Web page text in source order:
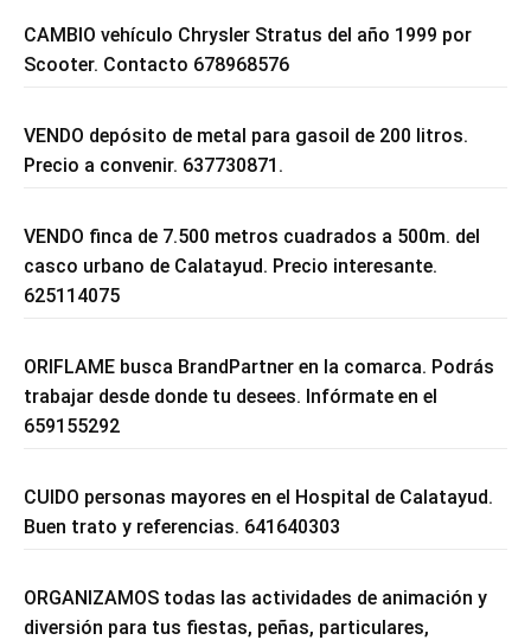
CAMBIO vehículo Chrysler Stratus del año 1999 por
Scooter. Contacto 678968576
VENDO depósito de metal para gasoil de 200 litros.
Precio a convenir. 637730871.
VENDO finca de 7.500 metros cuadrados a 500m. del
casco urbano de Calatayud. Precio interesante.
625114075
ORIFLAME busca BrandPartner en la comarca. Podrás
trabajar desde donde tu desees. Infórmate en el
659155292
CUIDO personas mayores en el Hospital de Calatayud.
Buen trato y referencias. 641640303
ORGANIZAMOS todas las actividades de animación y
diversión para tus fiestas, peñas, particulares,